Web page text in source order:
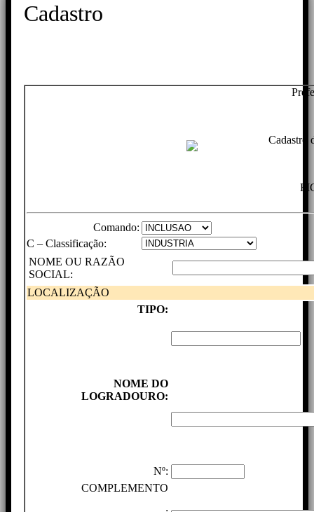
Cadastro
Cadastro
Comando:
C – Classificação:
NOME OU RAZÃO
SOCIAL:
LOCALIZAÇÃO
TIPO:
NOME DO
LOGRADOURO:
Nº:
COMPLEMENTO